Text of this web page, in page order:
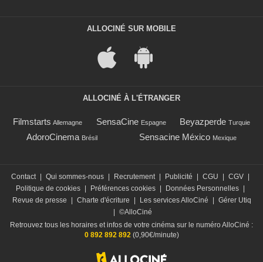
ALLOCINÉ SUR MOBILE
ALLOCINÉ À L'ÉTRANGER
Filmstarts Allemagne SensaCine Espagne Beyazperde Turquie
AdoroCinema Brésil Sensacine México Mexique
Contact | Qui sommes-nous | Recrutement | Publicité | CGU | CGV |
Politique de cookies | Préférences cookies | Données Personnelles |
Revue de presse
| Charte d'écriture | Les services AlloCiné | Gérer Utiq
| ©AlloCiné
Retrouvez tous les horaires et infos de votre cinéma sur le numéro AlloCiné :
0 892 892 892(0,90€/minute)